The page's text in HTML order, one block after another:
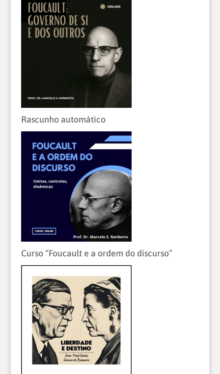
Rascunho automático
Curso “Foucault e a ordem do discurso”